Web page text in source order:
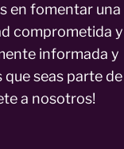
en fomentar una
comprometida y
informada y
seas parte de
a nosotros!